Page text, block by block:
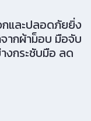
กและปลอดภัยยิ่ง
ากผ้าม็อบ มือจับ
งกระชับมือ ลด
ะดวกและให้คุณ
ลดการ
ยีการขึ้นรูป
molding ให้